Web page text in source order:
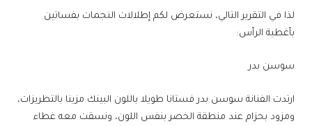
لذا في التقرير التالي، نستعرض لكم إطلالات النجمات بفساتين
بأغطية الرأس:
سوسن بدر
ارتدت الفنانة سوسن بدر فستانا طويلا باللون البينك مزينا بالتطريزات،
ومزود بحزام عند منطقة الخصر بنفس اللون، ونسقت معه غطاء